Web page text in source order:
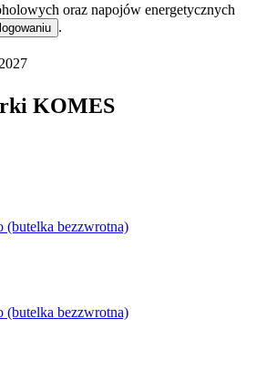
oraz napojów energetycznych
.
KOMES
(butelka bezzwrotna)
(butelka bezzwrotna)